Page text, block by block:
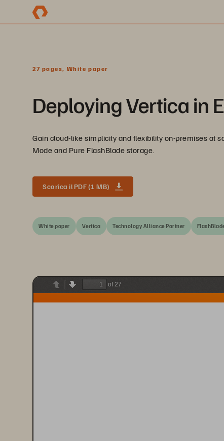
27 pages, White paper
Deploying Vertica in
Gain cloud-like simplicity and flexibility on-premises at
Mode and Pure FlashBlade storage.
Scarica il PDF (1 MB)
White paper Vertica Technology Alliance Partner
PreviousNext
of 27